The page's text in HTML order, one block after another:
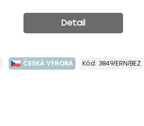
Detail
ČESKÁ VÝROBA Kód: 3849/ERN/BEZ